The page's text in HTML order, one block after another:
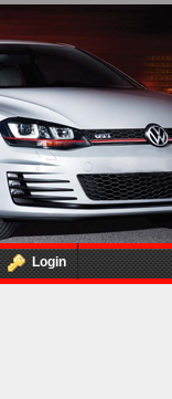
Login